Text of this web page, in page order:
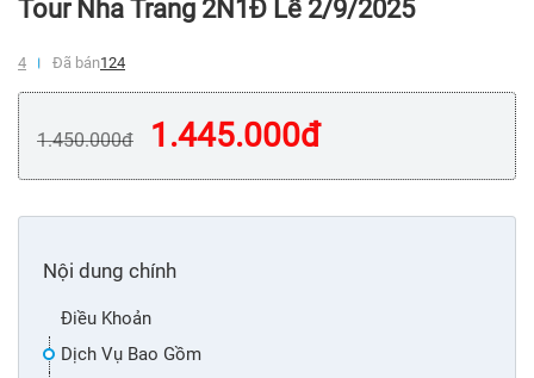
Tour Nha Trang 2N1Đ Lễ 2/9/2025
4 Đã bán124
1.450.000đ 1.445.000đ
Nội dung chính
Điều Khoản
Dịch Vụ Bao Gồm